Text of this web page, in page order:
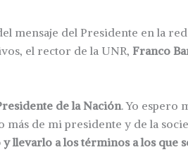
mensaje del Presidente en la
el rector de la UNR, Franco
de la Nación. Yo espero
de mi presidente y de la
llevarlo a los términos a los que